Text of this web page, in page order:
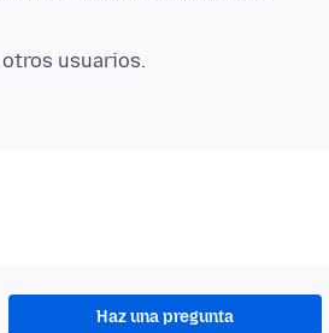
usuarios.
Haz una pregunta